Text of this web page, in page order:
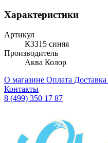
Характеристики
Артикул
К3315 синяя
Производитель
Аква Колор
О магазине Оплата Доставка
Контакты
8 (499) 350 17 87